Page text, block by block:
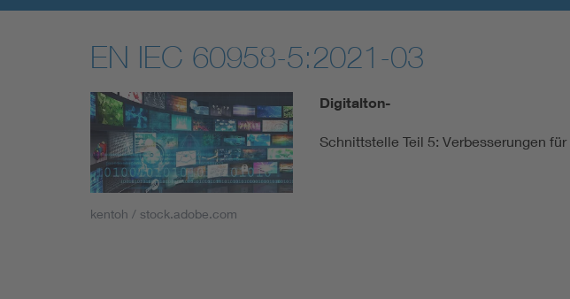
VDE Fokusthemen
Digital Security
Energy
Health
DKE
EN IEC 60958-5:2021-03
kentoh / stock.adobe.com
Digitalton-
Schnittstelle Teil 5: Verbesserungen